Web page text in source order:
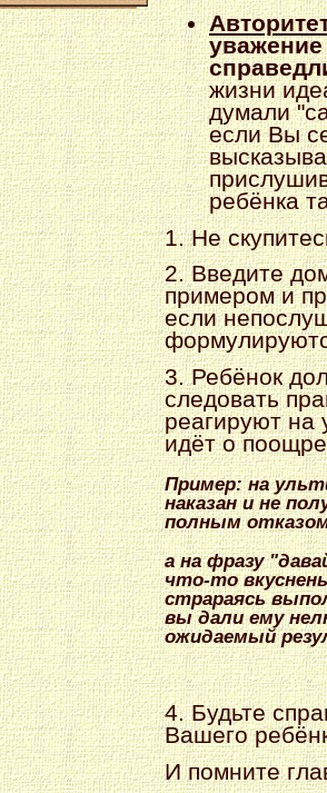
уважение
жизни
думали
если Вы
ребёнка
1. Не
2. Введите
примером и
если
3. Ребёнок
следовать
реагируют на
идёт о
Пример: на
наказан и не
полным
а на фразу
что-то
страраясь
вы дали ему
ожидаемый
4. Будьте
Вашего
И помните